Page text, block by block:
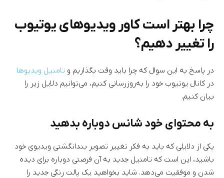
چرا بهتر است کاور ویدیو‌های یوتیوب
را تغییر دهیم؟
در پاسخ به این سوال که چرا باید وقت بگذاریم و تامنیل ویدیو‌ها
در کانال یوتیوب خود را به‌روزرسانی کنیم، می‌توانیم دلایل زیر را
بیان کنیم.
به محتوای خود شانس دوباره بدهید
یکی از دلایلی که باید به فکر تغییر تصویر بندانگشتی ویدیوی خود
باشید، این است که تامنیل جدید به آن فرصتی دوباره برای دیده
شدن و موفقیت می‌دهد. شاید بخواهید یک پالت رنگی جدید را